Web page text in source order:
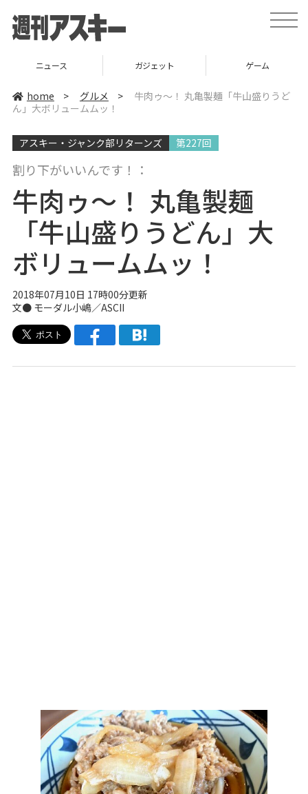
t
o
v
ニュース ガジェット ゲーム
home > グルメ >
牛肉ゥ～！ 丸亀製麺「牛山盛りうど
ん」大ボリュームムッ！
アスキー・ジャンク部リターンズ 第227回
割り下がいいんです！：
牛肉ゥ～！ 丸亀製麺
「牛山盛りうどん」大
ボリュームムッ！
2018年07月10日 17時00分更新
文● モーダル小嶋／ASCII